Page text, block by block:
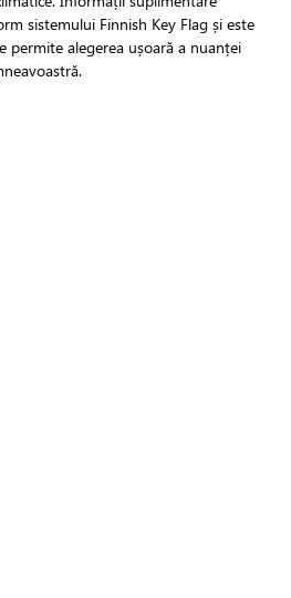
sistemului Finnish Key Flag și este
permite alegerea ușoară a nuanței